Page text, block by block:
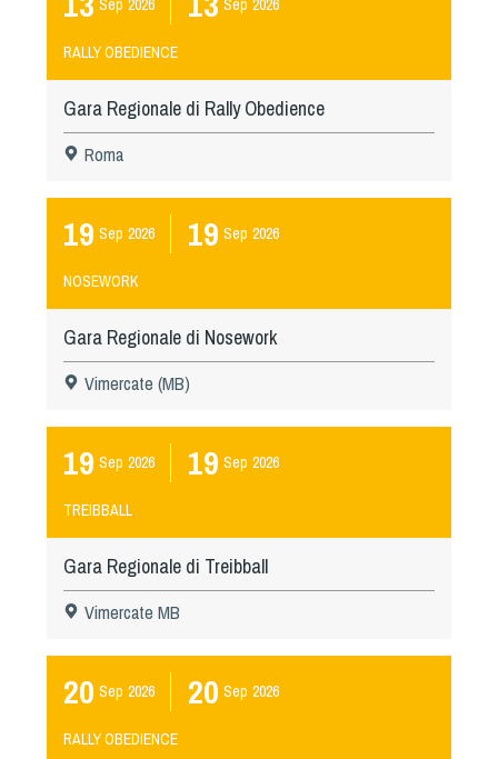
Sep 2026 Sep 2026
RALLY OBEDIENCE
Gara Regionale di Rally Obedience
Roma
19 Sep 2026 19 Sep 2026
NOSEWORK
Gara Regionale di Nosework
Vimercate (MB)
19 Sep 2026 19 Sep 2026
TREIBBALL
Gara Regionale di Treibball
Vimercate MB
20 Sep 2026 20 Sep 2026
RALLY OBEDIENCE